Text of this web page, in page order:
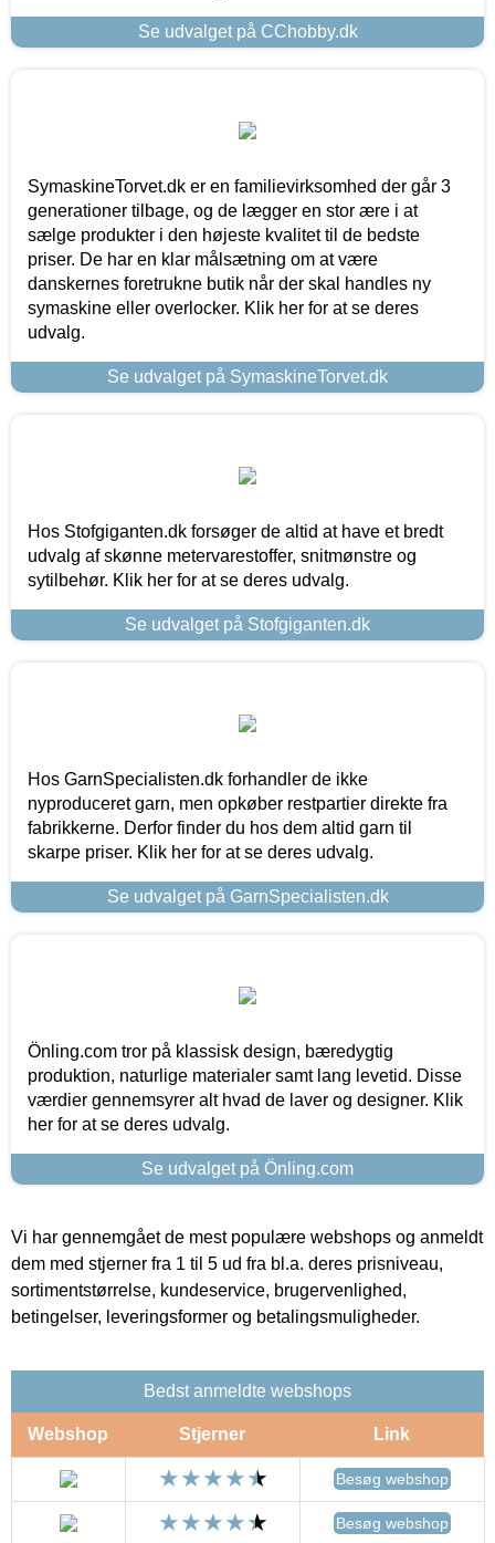
Se udvalget på CChobby.dk
SymaskineTorvet.dk er en familievirksomhed der går 3
generationer tilbage, og de lægger en stor ære i at
sælge produkter i den højeste kvalitet til de bedste
priser. De har en klar målsætning om at være
danskernes foretrukne butik når der skal handles ny
symaskine eller overlocker. Klik her for at se deres
udvalg.
Se udvalget på SymaskineTorvet.dk
Hos Stofgiganten.dk forsøger de altid at have et bredt
udvalg af skønne metervarestoffer, snitmønstre og
sytilbehør. Klik her for at se deres udvalg.
Se udvalget på Stofgiganten.dk
Hos GarnSpecialisten.dk forhandler de ikke
nyproduceret garn, men opkøber restpartier direkte fra
fabrikkerne. Derfor finder du hos dem altid garn til
skarpe priser. Klik her for at se deres udvalg.
Se udvalget på GarnSpecialisten.dk
Önling.com tror på klassisk design, bæredygtig
produktion, naturlige materialer samt lang levetid. Disse
værdier gennemsyrer alt hvad de laver og designer. Klik
her for at se deres udvalg.
Se udvalget på Önling.com
Vi har gennemgået de mest populære webshops og anmeldt
dem med stjerner fra 1 til 5 ud fra bl.a. deres prisniveau,
sortimentstørrelse, kundeservice, brugervenlighed,
betingelser, leveringsformer og betalingsmuligheder.
Bedst anmeldte webshops
Webshop Stjerner Link
Besøg webshop
Besøg webshop